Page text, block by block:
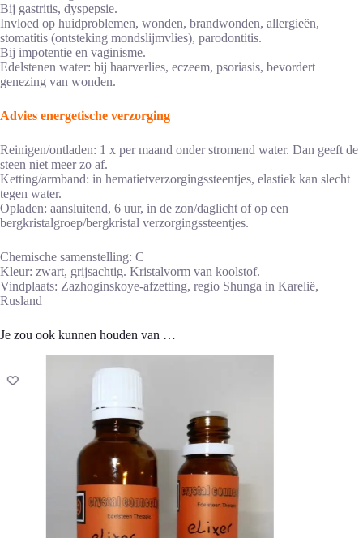
Bij gastritis, dyspepsie.
Invloed op huidproblemen, wonden, brandwonden, allergieën,
stomatitis (ontsteking mondslijmvlies), parodontitis.
Bij impotentie en vaginisme.
Edelstenen water: bij haarverlies, eczeem, psoriasis, bevordert
genezing van wonden.
Advies energetische verzorging
Reinigen/ontladen: 1 x per maand onder stromend water. Dan geeft de
steen niet meer zo af.
Ketting/armband: in hematietverzorgingssteentjes, elastiek kan slecht
tegen water.
Opladen: aansluitend, 6 uur, in de zon/daglicht of op een
bergkristalgroep/bergkristal verzorgingssteentjes.
Chemische samenstelling: C
Kleur: zwart, grijsachtig. Kristalvorm van koolstof.
Vindplaats: Zazhoginskoye-afzetting, regio Shunga in Karelië,
Rusland
Je zou ook kunnen houden van …